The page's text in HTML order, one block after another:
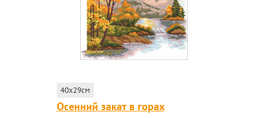
40x29см
Осенний закат в горах